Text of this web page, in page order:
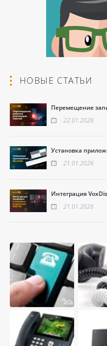
НОВЫЕ СТАТЬИ
Перемещение
22.01.2026
Установка
21.01.2026
Интеграция
21.01.2026